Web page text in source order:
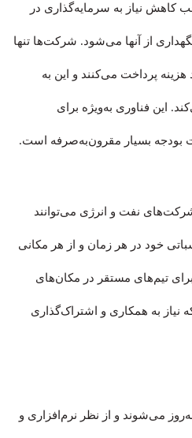
کاهش نیاز به سرمایه‌گذاری در
از آنها می‌شود. شرکت‌ها تنها
پرداخت می‌کنند و این به
این فناوری به‌ویژه برای
بودجه بسیار مقرون‌به‌صرفه است.
نفت و انرژی می‌توانند
خود در هر زمان و از هر مکانی
تیم‌های مستقر در مکان‌های
نیاز به همکاری و اشتراک‌گذاری
می‌شوند و از نظر نرم‌افزاری و